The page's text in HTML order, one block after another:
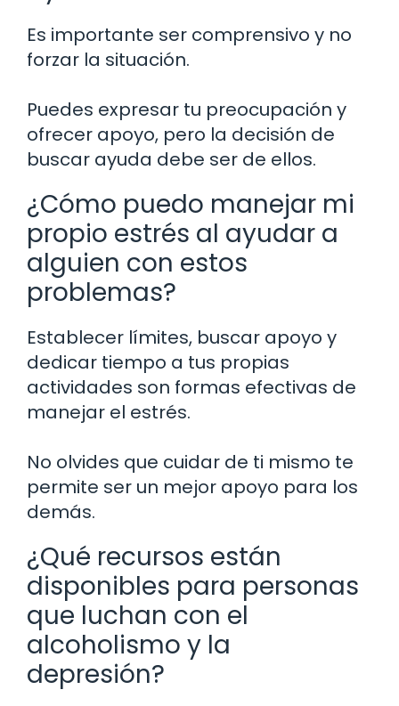
Es importante ser comprensivo y no
forzar la situación.
Puedes expresar tu preocupación y
ofrecer apoyo, pero la decisión de
buscar ayuda debe ser de ellos.
¿Cómo puedo manejar mi
propio estrés al ayudar a
alguien con estos
problemas?
Establecer límites, buscar apoyo y
dedicar tiempo a tus propias
actividades son formas efectivas de
manejar el estrés.
No olvides que cuidar de ti mismo te
permite ser un mejor apoyo para los
demás.
¿Qué recursos están
disponibles para personas
que luchan con el
alcoholismo y la
depresión?